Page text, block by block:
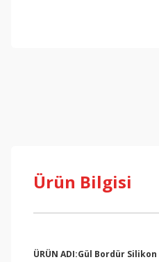
Ürün Bilgisi
ÜRÜN ADI:Gül Bordür Silikon